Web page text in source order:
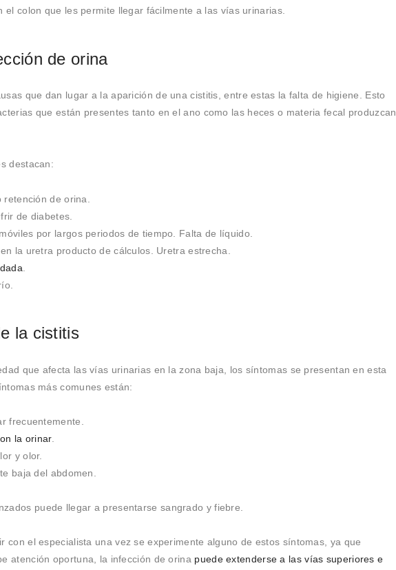
el colon que les permite llegar fácilmente a las vías urinarias.
de orina
que dan lugar a la aparición de una cistitis, entre estas la falta de higiene. Esto
que están presentes tanto en el ano como las heces o materia fecal produzcan
destacan:
de orina.
de diabetes.
por largos periodos de tiempo. Falta de líquido.
la uretra producto de cálculos. Uretra estrecha.
la cistitis
que afecta las vías urinarias en la zona baja, los síntomas se presentan en esta
más comunes están:
frecuentemente.
la orinar.
y olor.
baja del abdomen.
puede llegar a presentarse sangrado y fiebre.
con el especialista una vez se experimente alguno de estos síntomas, ya que
atención oportuna, la infección de orina puede extenderse a las vías superiores e